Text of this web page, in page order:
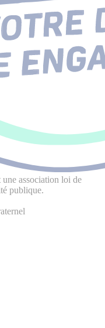
association loi de
publique.